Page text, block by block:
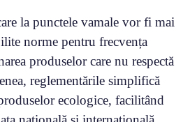
la punctele vamale vor fi mai
norme pentru frecvența
produselor care nu respectă
reglementările simplifică
ecologice, facilitând